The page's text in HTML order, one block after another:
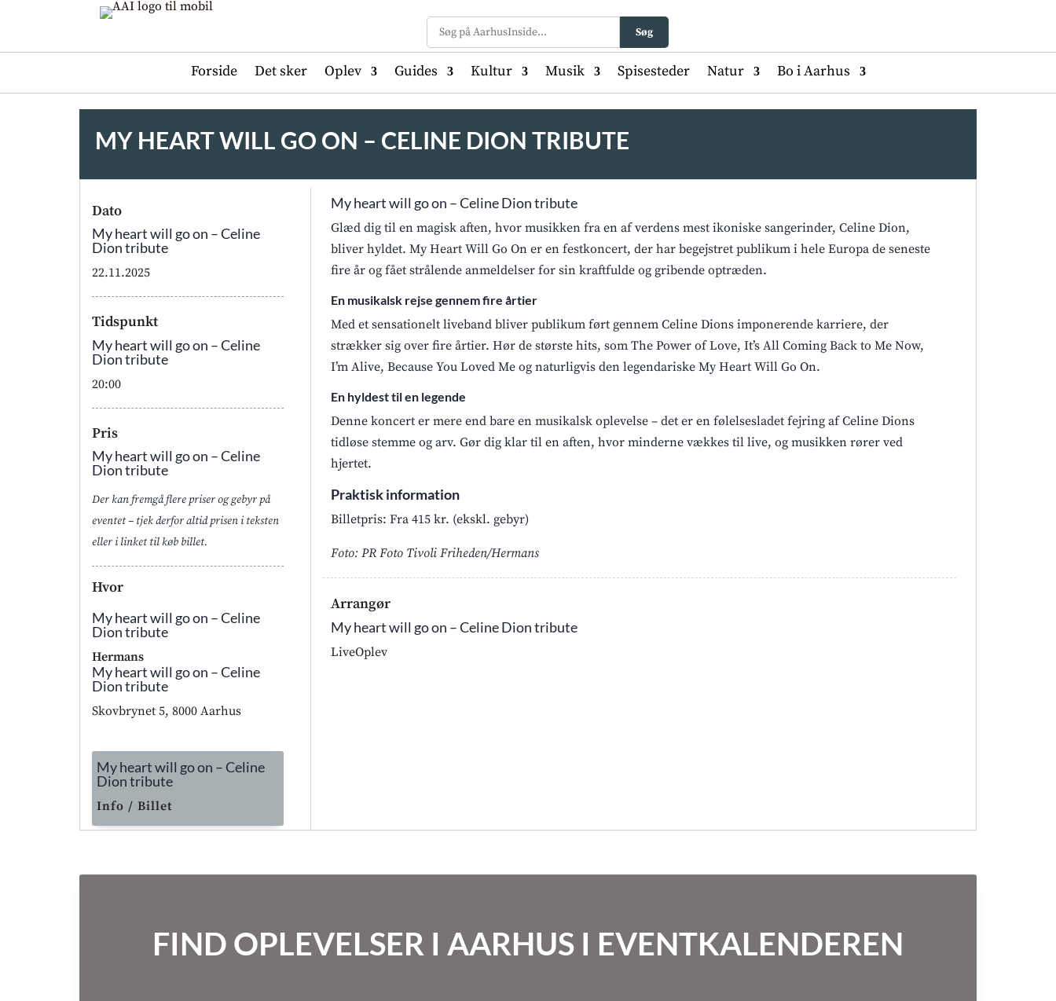
Søg
Forside Det sker Oplev Guides Kultur Musik Spisesteder Natur Bo i Aarhus
MY HEART WILL GO ON – CELINE DION TRIBUTE
Dato
My heart will go on – Celine
Dion tribute
22.11.2025
Tidspunkt
My heart will go on – Celine
Dion tribute
20:00
Pris
My heart will go on – Celine
Dion tribute
Der kan fremgå flere priser og gebyr på
eventet – tjek derfor altid prisen i teksten
eller i linket til køb billet.
Hvor
My heart will go on – Celine
Dion tribute
Hermans
My heart will go on – Celine
Dion tribute
Skovbrynet 5, 8000 Aarhus
My heart will go on – Celine
Dion tribute
Info / Billet
My heart will go on – Celine Dion tribute
Glæd dig til en magisk aften, hvor musikken fra en af verdens mest ikoniske sangerinder, Celine Dion,
bliver hyldet. My Heart Will Go On er en festkoncert, der har begejstret publikum i hele Europa de seneste
fire år og fået strålende anmeldelser for sin kraftfulde og gribende optræden.
En musikalsk rejse gennem fire årtier
Med et sensationelt liveband bliver publikum ført gennem Celine Dions imponerende karriere, der
strækker sig over fire årtier. Hør de største hits, som The Power of Love, It’s All Coming Back to Me Now,
I’m Alive, Because You Loved Me og naturligvis den legendariske My Heart Will Go On.
En hyldest til en legende
Denne koncert er mere end bare en musikalsk oplevelse – det er en følelsesladet fejring af Celine Dions
tidløse stemme og arv. Gør dig klar til en aften, hvor minderne vækkes til live, og musikken rører ved
hjertet.
Praktisk information
Billetpris: Fra 415 kr. (ekskl. gebyr)
Foto: PR Foto Tivoli Friheden/Hermans
Arrangør
My heart will go on – Celine Dion tribute
LiveOplev
FIND OPLEVELSER I AARHUS I EVENTKALENDEREN